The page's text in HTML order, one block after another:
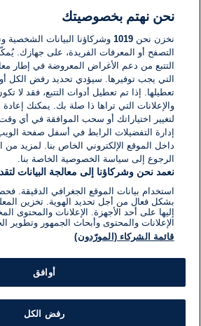
لا توجد تعليقات مكتوبة حتى الآن. كن
اكتب تعليقًا جديدًا ...
نحن نهتم بخصوصيتك
نخزن نحن1019 وشركاؤنا البيانات الشخصية
التصفح أو المعرفات الفريدة، على جهازك.
التتبع من دعم الأغراض المعروضة في إطار
التي يجب توفيرها. سيؤدي تحديد رفض الكل
تعطيلها. إذا تم تعطيل أدوات التتبع، فقد لا
والإعلانات التي تراها ذا صلة بك. يمكنك
لتغيير اختياراتك أو سحب الموافقة في أي
إدارة التفضيلات الرابط في أسفل صفحة
داخل الموقع الإلكتروني الخاص بنا. لمزيد من
الرجوع إلى سياسة الخصوصية الخاصة بنا.
نعمد نحن وشركاؤنا إلى معالجة البيانات
استخدام بيانات الموقع الجغرافي الدقيقة.
بشكل فعال من أجل تحديد الهوية. تخزين
إليها على أحد الأجهزة. الإعلانات والمحتوى
الإعلانات والمحتوى وأبحاث الجمهور وتطوير
قائمة الشركاء (المورّدون)
أوافق
رفض الكل